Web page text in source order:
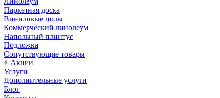
Паркетная доска
Виниловые полы
Коммерческий линолеум
Напольный плинтус
Подложка
Сопутствующие товары
Акции
Услуги
Дополнительные услуги
Блог